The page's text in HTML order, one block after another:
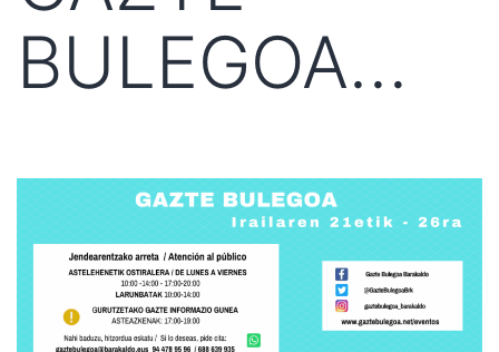
BULEGOA…